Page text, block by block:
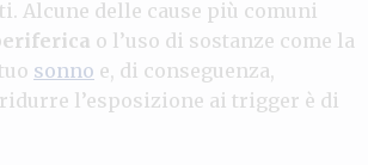
Alcune delle cause più comuni
o l’uso di sostanze come la
sonno e, di conseguenza,
l’esposizione ai trigger è di